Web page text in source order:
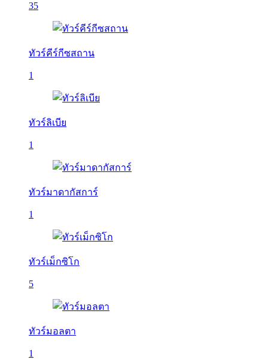
35
ทัวร์คีร์กีซสถาน
1
ทัวร์ลิเบีย
1
ทัวร์มาดากัสการ์
1
ทัวร์เม็กซิโก
5
ทัวร์มอลตา
1